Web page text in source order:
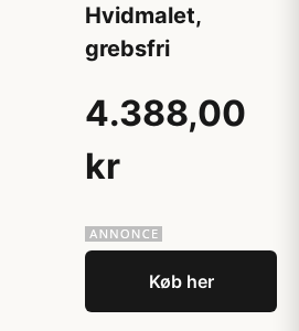
Hvidmalet,
grebsfri
4.388,00
kr
Køb her